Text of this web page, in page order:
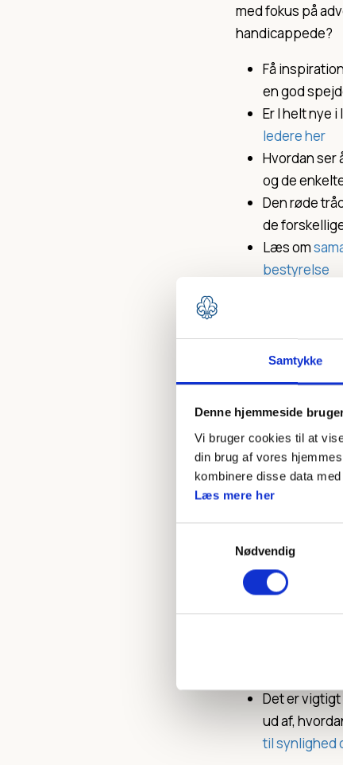
Samtykke
Denne hjemmeside
Vi bruger cookies til at
din brug af vores
kombinere disse data
Læs mere her
Nødvendig
med fokus på
handicappede?
Få
en god
Er I helt nye
ledere her
Hvordan ser
og de
Den røde
de
Læs om
bestyrelse
Det Danske
gruppe, men I
sammen i den
Læs om
Læs nogle
Et sted at være
VI ER KLAR TIL
Gruppen
og I bør
Når I stifter
bestyrelse.
Det er
ud af,
til synlighed